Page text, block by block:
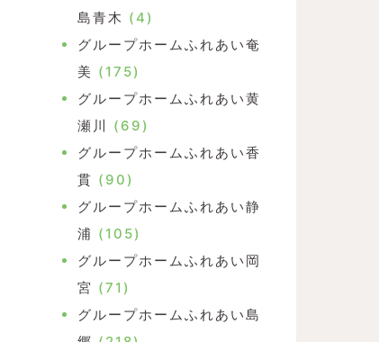
島青木 (4)
グループホームふれあい奄
美 (175)
グループホームふれあい黄
瀬川 (69)
グループホームふれあい香
貫 (90)
グループホームふれあい静
浦 (105)
グループホームふれあい岡
宮 (71)
グループホームふれあい島